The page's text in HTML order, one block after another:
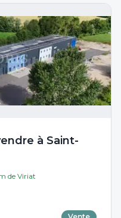
à Saint-
de Viriat